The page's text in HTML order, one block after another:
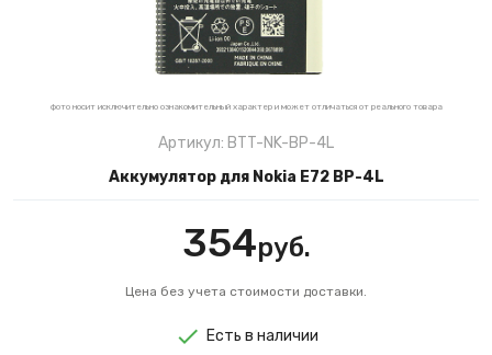
фото носит исключительно ознакомительный характер и может отличаться от реального товара
Артикул: BTT-NK-BP-4L
Аккумулятор для Nokia E72 BP-4L
354руб.
Цена без учета стоимости доставки.
Есть в наличии